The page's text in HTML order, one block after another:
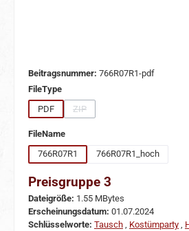
Beitragsnummer: 766R07R1-pdf
FileTypeauswählen
PDF
ZIP
(Diese Option ist zurzeit nicht
FileNameauswählen
766R07R1
766R07R1_hoch
Preisgruppe 3
Dateigröße: 1.55 MBytes
Erscheinungsdatum: 01.07.2024
Schlüsselworte: Tausch Kostümparty